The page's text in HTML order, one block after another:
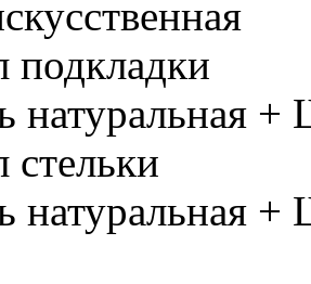
подкладки
натуральная +
стельки
натуральная +